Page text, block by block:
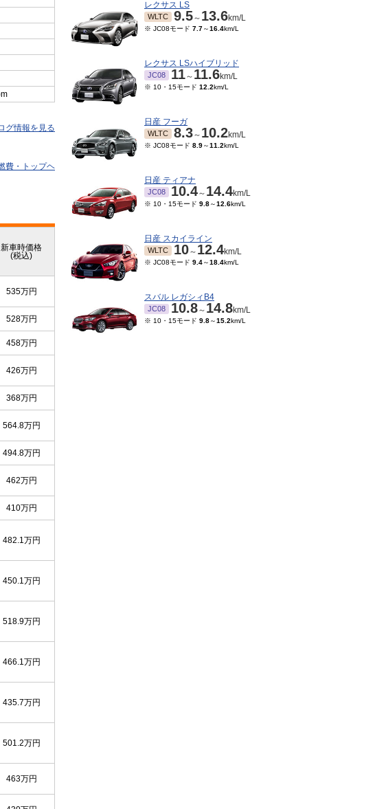
グ情報を見る
費・トップヘ
新車時価格
(税込)
535万円
528万円
458万円
426万円
368万円
564.8万円
494.8万円
462万円
410万円
482.1万円
450.1万円
518.9万円
466.1万円
435.7万円
501.2万円
463万円
レクサス LS
WLTC 9.5～ 13.6km/L
※ JC08モード 7.7～16.4km/L
レクサス LSハイブリッド
JC08 11～ 11.6km/L
※ 10・15モード 12.2km/L
日産 フーガ
WLTC 8.3～ 10.2km/L
※ JC08モード 8.9～11.2km/L
日産 ティアナ
JC08 10.4～ 14.4km/L
※ 10・15モード 9.8～12.6km/L
日産 スカイライン
WLTC 10～ 12.4km/L
※ JC08モード 9.4～18.4km/L
スバル レガシィB4
JC08 10.8～ 14.8km/L
※ 10・15モード 9.8～15.2km/L